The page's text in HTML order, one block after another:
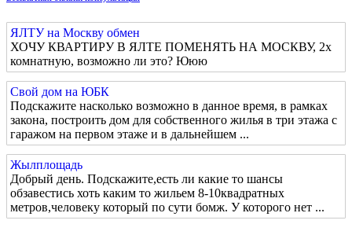
ЯЛТУ на Москву обмен
ХОЧУ КВАРТИРУ В ЯЛТЕ ПОМЕНЯТЬ НА МОСКВУ, 2х
комнатную, возможно ли это? Ююю
Свой дом на ЮБК
Подскажите насколько возможно в данное время, в рамках
закона, построить дом для собственного жилья в три этажа с
гаражом на первом этаже и в дальнейшем ...
Жылплощадь
Добрый день. Подскажите,есть ли какие то шансы
обзавестись хоть каким то жильем 8-10квадратных
метров,человеку который по сути бомж. У которого нет ...